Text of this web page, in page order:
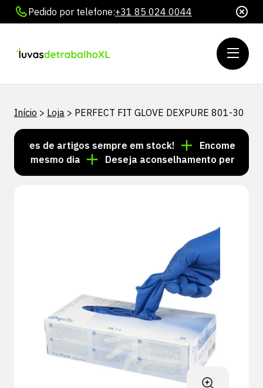
Pedido por telefone:+31 85 024 0044
Início > Loja > PERFECT FIT GLOVE DEXPURE 801-30
de artigos sempre em stock!
Encomendas
mesmo dia
Deseja aconselhamento